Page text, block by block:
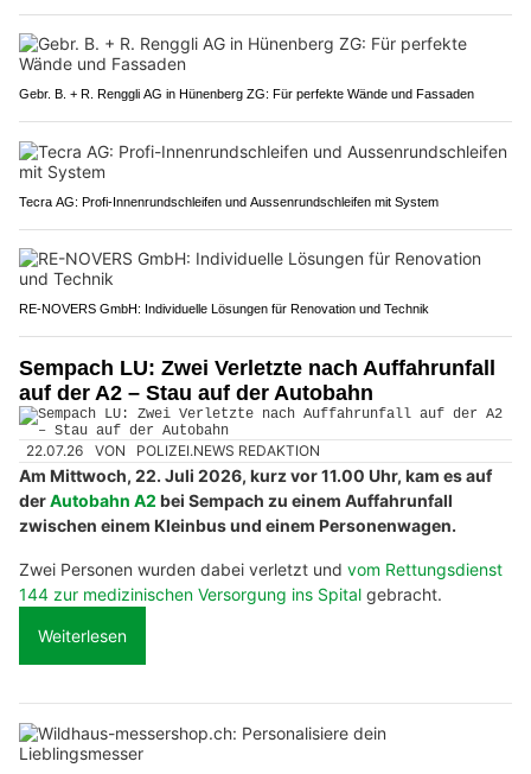
Gebr. B. + R. Renggli AG in Hünenberg ZG: Für perfekte Wände und Fassaden
Tecra AG: Profi-Innenrundschleifen und Aussenrundschleifen mit System
RE-NOVERS GmbH: Individuelle Lösungen für Renovation und Technik
Sempach LU: Zwei Verletzte nach Auffahrunfall
auf der A2 – Stau auf der Autobahn
22.07.26 VON POLIZEI.NEWS REDAKTION
Am Mittwoch, 22. Juli 2026, kurz vor 11.00 Uhr, kam es auf
derAutobahn A2 bei Sempach zu einem Auffahrunfall
zwischen einem Kleinbus und einem Personenwagen.
Zwei Personen wurden dabei verletzt und vom Rettungsdienst
144 zur medizinischen Versorgung ins Spital gebracht.
Weiterlesen